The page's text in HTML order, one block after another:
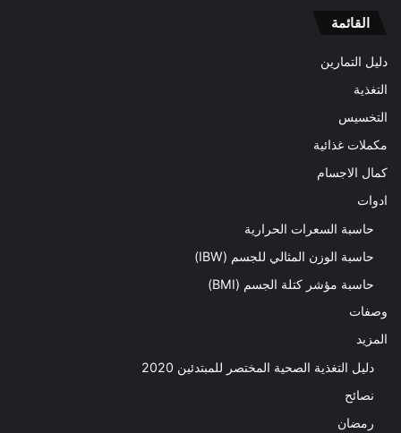
القائمة
دليل التمارين
التغذية
التخسيس
مكملات غذائية
كمال الاجسام
ادوات
حاسبة السعرات الحرارية
حاسبة الوزن المثالي للجسم (IBW)
حاسبة مؤشر كتلة الجسم (BMI)
وصفات
المزيد
دليل التغذية الصحية المختصر للمبتدئين 2020​
نصائح
رمضان